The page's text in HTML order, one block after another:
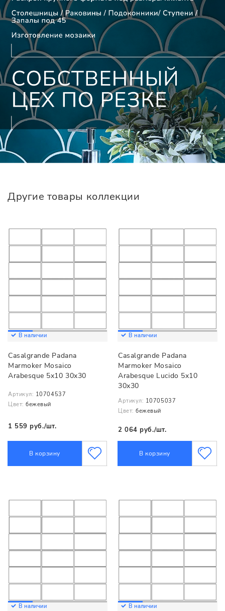
Другие товары коллекции
В наличии
Casalgrande Padana
Marmoker Mosaico
Arabesque 5x10 30x30
Артикул: 10704537
Цвет: бежевый
1 559 руб./шт.
В корзину
В наличии
Casalgrande Padana
Marmoker Mosaico
Arabesque Lucido 5x10
30x30
Артикул: 10705037
Цвет: бежевый
2 064 руб./шт.
В корзину
В наличии В наличии